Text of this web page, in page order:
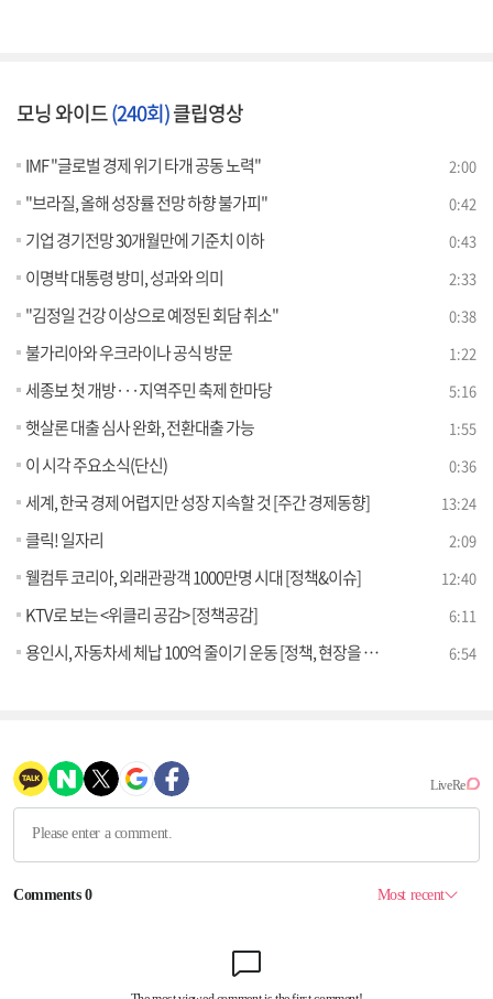
모닝 와이드(240회)클립영상
IMF "글로벌 경제 위기 타개 공동 노력" 2:00
"브라질, 올해 성장률 전망 하향 불가피" 0:42
기업 경기전망 30개월만에 기준치 이하 0:43
이명박 대통령 방미, 성과와 의미 2:33
"김정일 건강 이상으로 예정된 회담 취소" 0:38
불가리아와 우크라이나 공식 방문 1:22
세종보 첫 개방···지역주민 축제 한마당 5:16
햇살론 대출 심사 완화, 전환대출 가능 1:55
이 시각 주요소식(단신) 0:36
세계, 한국 경제 어렵지만 성장 지속할 것 [주간 경제동향] 13:24
클릭! 일자리 2:09
웰컴투 코리아, 외래관광객 1000만명 시대 [정책&이슈] 12:40
KTV로 보는 <위클리 공감> [정책공감] 6:11
용인시, 자동차세 체납 100억 줄이기 운동 [정책, 현장을 가다] 6:54